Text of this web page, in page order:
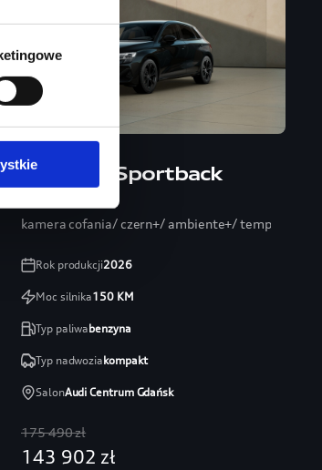
systemy
Audi A3 Sportback
kamera cofania/ czern+/ ambiente+/ tempomat/
Rok produkcji2026
Moc silnika150KM
Typ paliwabenzyna
Typ nadwoziakompakt
SalonAudi Centrum Gdańsk
175 490 zł
143 902 zł